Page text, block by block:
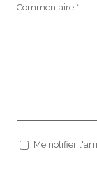
Commentaire * :
Me notifier